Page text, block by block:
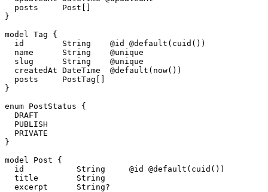
}
model Tag {
}
enum PostStatus {
}
model Post {